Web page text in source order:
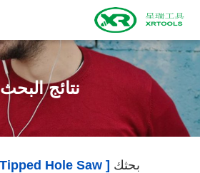
نتائج البحث
بحثك [ Carbide Tipped Hole Saw ]